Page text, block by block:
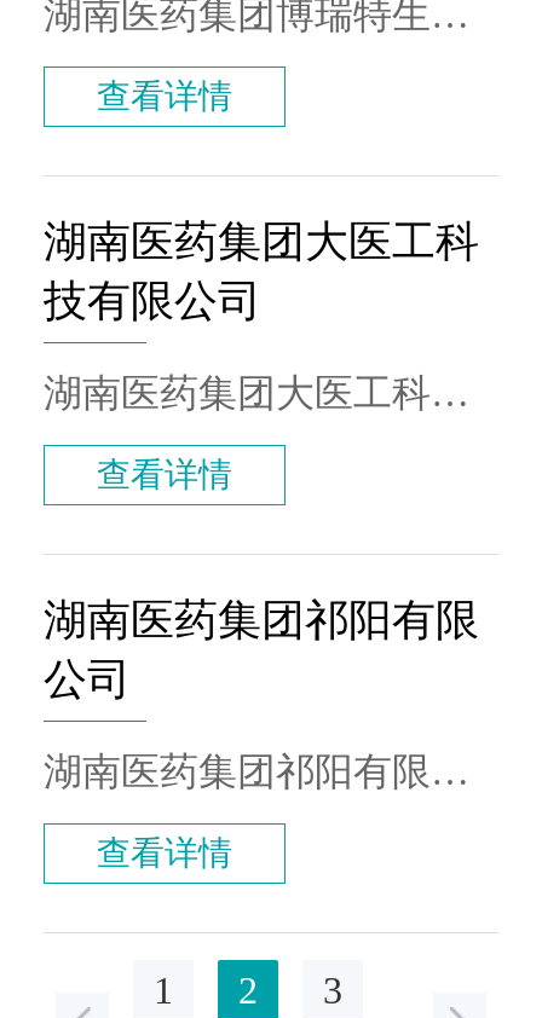
构提供专业服务。公司拥
有完善的医疗器械配套设
理系统、灵活高效的服务
体系，实现供应链运营的
全程可追溯管理。
络辐射全国，产品涉及
CT、核磁、DR、DSA、彩
超、麻醉、监护、呼吸
机、内镜、喉镜、输注
泵、医疗耗材等各领域医
疗器械设备器材，业务已
实现湖南省三甲医院全覆
盖，全省医院覆盖率已达
80%。
湖南医药集团博瑞特生物
科技有限公司专注于IVD
领域，兼具各类医疗器械
销售，拥有完善的医疗设
备、试剂销售及售后服务
体系，是美国BD微生物全
线、美国雅培检验全线产
品、美国GE影像及超声等
国内外著名品牌的湖南省
一级代理商，销售网络覆
盖包括中南大学湘雅医院
等省内大型医院及各市州
的180多家单位。
查看详情
湖南医药集团大医工科
技有限公司
湖南医药集团大医工科技
有限公司是全国唯一一家
国企控股医疗器械CDMO
医工转化平台，由有源生
产中心、无源生产中心，
辅助检验检测中心和公共
加工中心组成，可承接大
部分非限制性医疗器械的
CDMO业务。公司将专注
于注册人CRO&CDMO 服
务，为我省医疗器械产业
发展及深度变革助力。
查看详情
湖南医药集团祁阳有限
公司
湖南医药集团祁阳有限公
司致力于永州市药械供应
服务，自有配送车辆5台，
冷链专用运输车辆1台，实
现永州区域24小时内配送
查看详情
1 2
3